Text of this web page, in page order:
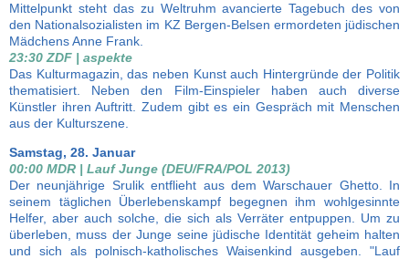
Mittelpunkt steht das zu Weltruhm avancierte Tagebuch des von
den Nationalsozialisten im KZ Bergen-Belsen ermordeten jüdischen
Mädchens Anne Frank.
23:30 ZDF | aspekte
Das Kulturmagazin, das neben Kunst auch Hintergründe der Politik
thematisiert. Neben den Film-Einspieler haben auch diverse
Künstler ihren Auftritt. Zudem gibt es ein Gespräch mit Menschen
aus der Kulturszene.
Samstag, 28. Januar
00:00 MDR | Lauf Junge (DEU/FRA/POL 2013)
Der neunjährige Srulik entflieht aus dem Warschauer Ghetto. In
seinem täglichen Überlebenskampf begegnen ihm wohlgesinnte
Helfer, aber auch solche, die sich als Verräter entpuppen. Um zu
überleben, muss der Junge seine jüdische Identität geheim halten
und sich als polnisch-katholisches Waisenkind ausgeben. "Lauf